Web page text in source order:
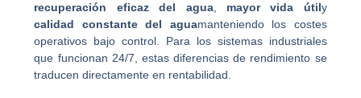
recuperación eficaz del agua, mayor vida útily
calidad constante del aguamanteniendo los costes
operativos bajo control. Para los sistemas industriales
que funcionan 24/7, estas diferencias de rendimiento se
traducen directamente en rentabilidad.